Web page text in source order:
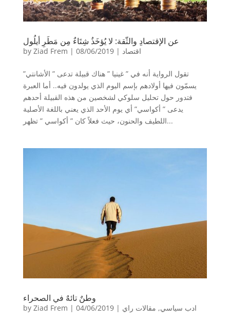
عن الإقتصادِ والثّقة: لا يُؤخَذُ شِتَاءٌ مِن مَطَرِ أيلُول
by Ziad Frem | 08/06/2019| اقتصاد
تقول الرواية أنه في ” غينيا ” هناك قبيلة تدعى ” الأشانتي”
يسمّون فيها أولادهم بإسم اليوم الذي يولدون فيه.. أما العبرة
فتدور حول تحليل سلوكي لشخصين من هذه القبيلة أحدهم
يدعى ” أكواسي” أي يوم الأحد الذي يعني باللغة الأصلية
اللطيف والحنون، حيث فعلاً كان ” أكواسي ” تظهر...
وطنٌ تائهٌ في الصحراء
by Ziad Frem | 04/06/2019| ادب سياسي, مقالات راي